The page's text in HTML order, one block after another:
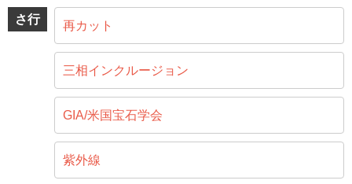
さ行 再カット
三相インクルージョン
GIA/米国宝石学会
紫外線